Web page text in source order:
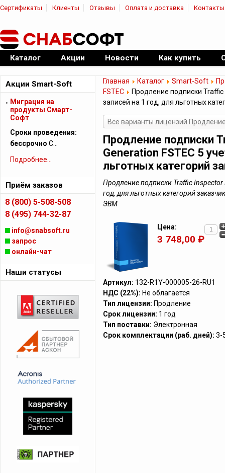
Сертификаты Клиенты Отзывы Оплата и доставка Контакты
Официальный дилер ПО
Каталог Акции Новости Как купить
Главная Каталог Smart-Soft
FSTEC
Продление подписки
записей на 1 год, для льготных
Все варианты лицензий
Продление подписки
Generation FSTEC 5
льготных категорий
Продление подписки Traffic Inspector
год, для льготных категорий
ЭВМ
Цена:
3 748,00 ₽
Артикул: 132-R1Y-000005-26-RU1
НДС (22%): Не облагается
Тип лицензии: Продление
Срок лицензии: 1 год
Тип поставки: Электронная
Срок комплектации (раб. дней): 3-
Акции Smart-Soft
Миграция на
продукты Смарт-
Софт
Сроки проведения:
бессрочно С…
Подробнее...
Приём заказов
8 (800) 5-508-508
8 (495) 744-32-87
info@snabsoft.ru
запрос
онлайн-чат
Наши статусы